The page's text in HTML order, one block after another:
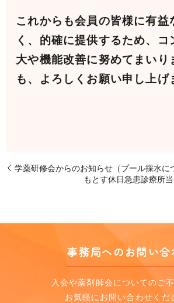
これからも会員の皆様に有益
く、的確に提供するため、コ
大や機能改善に努めてまいり
も、よろしくお願い申し上げ
学薬研修会からのお知らせ（プール採水に
もとす休日急患診療所
事務局へのお問い合
入会や薬剤師会についてのご
お気軽にお問い合わせくだ